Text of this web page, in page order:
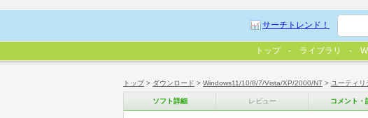
トップ> ダウンロード > Windows11/10/8/7/Vista/XP/2000/NT > ユーティリ
ソフト詳細 レビュー コメント・
サーチトレンド！
トップ ライブラリ